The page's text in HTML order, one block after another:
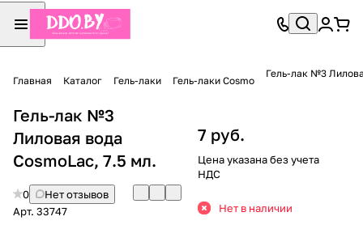
Главная Каталог Гель-лаки Гель-лаки Cosmo
Гель-лак №3
Гель-лак №3
Лиловая вода
CosmoLac, 7.5 мл.
0
Нет отзывов
Арт. 33747
7 руб.
Цена указана без учета
НДС
Нет в наличии